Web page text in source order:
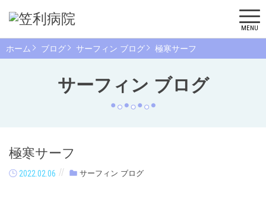
MENU
サーフィン ブログ
ホーム ブログ サーフィン ブログ 極寒サーフ
極寒サーフ
2022.02.06 サーフィン ブログ